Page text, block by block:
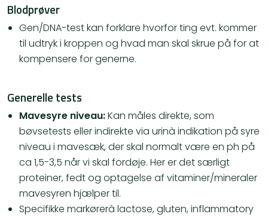
Blodprøver
Gen/DNA-testkan forklare hvorfor ting evt. kommer
til udtryk i kroppen og hvad man skal skrue på for at
kompensere for generne.
Generelle tests
Mavesyre niveau:Kan måles direkte, som
bøvsetests eller indirekte via urinà indikation på syre
niveau i mavesæk, der skal normalt være en ph på
ca 1,5-3,5 når vi skal fordøje. Her er det særligt
proteiner, fedt og optagelse af vitaminer/mineraler
mavesyren hjælper til.
Specifikke markørerà lactose, gluten, inflammatory